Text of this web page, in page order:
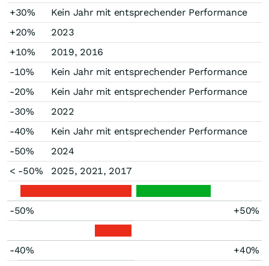
+30%
Kein Jahr mit entsprechender Performance
+20%
2023
+10%
2019, 2016
-10%
Kein Jahr mit entsprechender Performance
-20%
Kein Jahr mit entsprechender Performance
-30%
2022
-40%
Kein Jahr mit entsprechender Performance
-50%
2024
< -50%
2025, 2021, 2017
-50% +50%
-40% +40%